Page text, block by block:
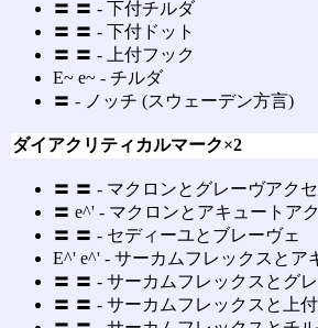
〓 〓 ‐ 下付チルダ
〓 〓 ‐ 下付ドット
〓 〓 ‐ 上付フック
E~ e~ ‐ チルダ
〓 ‐ ノッチ (スウェーデン方言)
ダイアクリティカルマーク×2
〓 〓 ‐ マクロンとグレーヴアク
〓 e^' ‐ マクロンとアキュートア
〓 〓 ‐ セディーユとブレーヴェ
E^' e^' ‐ サーカムフレックスとア
〓 〓 ‐ サーカムフレックスとグ
〓 〓 ‐ サーカムフレックスと上